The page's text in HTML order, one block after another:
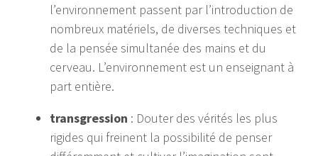
l’environnement passent par l’introduction de
nombreux matériels, de diverses techniques et
de la pensée simultanée des mains et du
cerveau. L’environnement est un enseignant à
part entière.
transgression : Douter des vérités les plus
rigides qui freinent la possibilité de penser